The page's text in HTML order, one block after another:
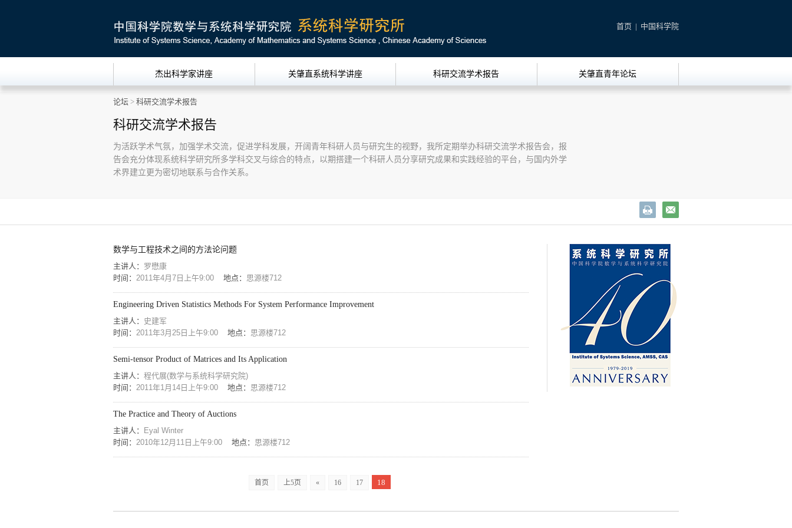
首页 | 中国科学院
杰出科学家讲座 关肇直系统科学讲座 科研交流学术报告 关肇直青年论坛
论坛 > 科研交流学术报告
科研交流学术报告
为活跃学术气氛，加强学术交流，促进学科发展，开阔青年科研人员与研究生的视野，我所定期举办科研交流学术报告会，报
告会充分体现系统科学研究所多学科交叉与综合的特点，以期搭建一个科研人员分享研究成果和实践经验的平台，与国内外学
术界建立更为密切地联系与合作关系。
数学与工程技术之间的方法论问题
主讲人： 罗懋康
时间： 2011年4月7日上午9:00 地点： 思源楼712
Engineering Driven Statistics Methods For System Performance Improvement
主讲人： 史建军
时间： 2011年3月25日上午9:00 地点： 思源楼712
Semi-tensor Product of Matrices and Its Application
主讲人： 程代展(数学与系统科学研究院)
时间： 2011年1月14日上午9:00 地点： 思源楼712
The Practice and Theory of Auctions
主讲人：
Eyal Winter
时间： 2010年12月11日上午9:00 地点： 思源楼712
首页 上5页 « 16 17 18